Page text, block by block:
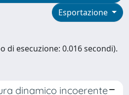
Esportazione
di esecuzione: 0.016 secondi).
dinamico incoerente